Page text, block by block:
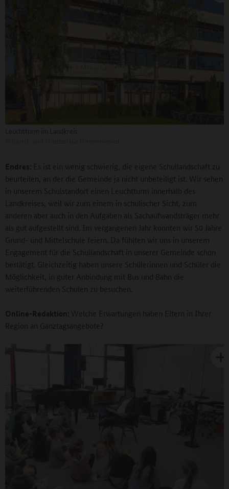
Endres: Es ist ein wenig schwierig, die eigene Schullandschaft zu
beurteilen, an der die Gemeinde ja nicht unbeteiligt ist. Wir sehen
in unserem Schulstandort einen Leuchtturm innerhalb des
Landkreises, weil wir zum einem in schulischer Sicht, zum
anderen aber auch in den Aufgaben als Sachaufwandsträger mehr
als gut aufgestellt sind. Im vergangenen Jahr konnten wir 50 Jahre
Grund- und Mittelschule feiern. Da fühlten wir uns in unserem
Engagement für die Schullandschaft in unserer Gemeinde schon
bestätigt. Gleichzeitig haben unsere Schülerinnen und Schüler die
Möglichkeit, in guter Anbindung mit Bus und Bahn die
weiterführenden Schulen zu besuchen.
Online-Redaktion: Welche Erwartungen haben Eltern in Ihrer
Region an Ganztagsangebote?